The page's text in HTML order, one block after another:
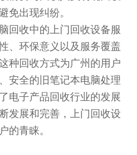
免出现纠纷。
回收中的上门回收设备服
、环保意义以及服务覆盖
种回收方式为广州的用户
安全的旧笔记本电脑处理
电子产品回收行业的发展
发展和完善，上门回收设
的青睐。